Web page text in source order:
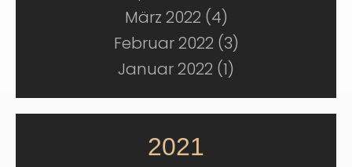
März 2022 (4)
Februar 2022 (3)
Januar 2022 (1)
2021